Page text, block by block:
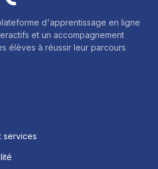
d'apprentissage en ligne
et un accompagnement
élèves à réussir leur parcours
services